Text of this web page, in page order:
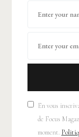
En vous
de Focus
moment.